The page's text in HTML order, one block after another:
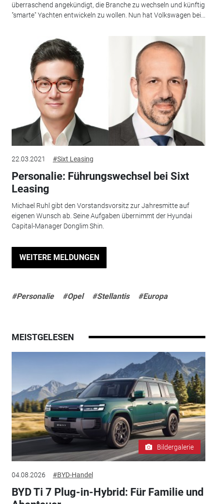
überraschend angekündigt, die Branche zu wechseln und künftig
"smarte" Yachten entwickeln zu wollen. Nun hat Volkswagen bei...
22.03.2021 #Sixt Leasing
Personalie: Führungswechsel bei Sixt
Leasing
Michael Ruhl gibt den Vorstandsvorsitz zur Jahresmitte auf
eigenen Wunsch ab. Seine Aufgaben übernimmt der Hyundai
Capital-Manager Donglim Shin.
WEITERE MELDUNGEN
#Personalie #Opel #Stellantis #Europa
MEISTGELESEN
Bildergalerie
04.08.2026 #BYD-Handel
BYD Ti 7 Plug-in-Hybrid: Für Familie und